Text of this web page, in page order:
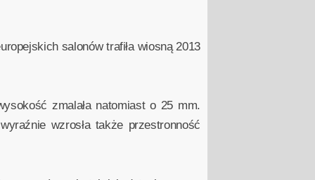
salonów trafiła wiosną 2013
zmalała natomiast o 25 mm.
wzrosła także przestronność